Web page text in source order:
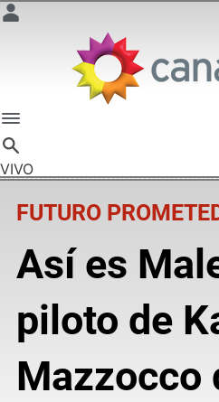
VIVO
FUTURO
Así es
piloto de
Mazzocco